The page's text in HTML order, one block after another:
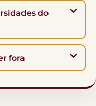
do
fora